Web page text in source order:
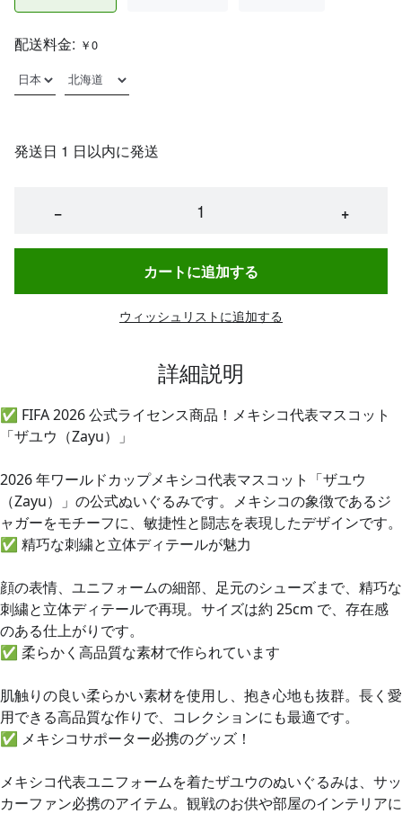
配送料金: ￥0
発送日 1 日以内に発送
− +
カートに追加する
ウィッシュリストに追加する
詳細説明
✅ FIFA 2026 公式ライセンス商品！メキシコ代表マスコット
「ザユウ（Zayu）」
2026 年ワールドカップメキシコ代表マスコット「ザユウ
（Zayu）」の公式ぬいぐるみです。メキシコの象徴であるジ
ャガーをモチーフに、敏捷性と闘志を表現したデザインです。
✅ 精巧な刺繍と立体ディテールが魅力
顔の表情、ユニフォームの細部、足元のシューズまで、精巧な
刺繍と立体ディテールで再現。サイズは約 25cm で、存在感
のある仕上がりです。
✅ 柔らかく高品質な素材で作られています
肌触りの良い柔らかい素材を使用し、抱き心地も抜群。長く愛
用できる高品質な作りで、コレクションにも最適です。
✅ メキシコサポーター必携のグッズ！
メキシコ代表ユニフォームを着たザユウのぬいぐるみは、サッ
カーファン必携のアイテム。観戦のお供や部屋のインテリアに